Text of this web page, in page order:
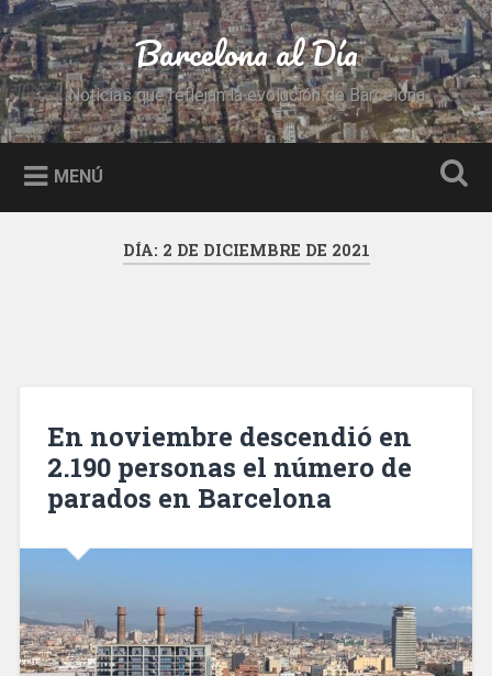
Saltar
al
contenido
Buscar Barcelona al Día
Noticias que reflejan la evolución de Barcelona
MENÚ
DÍA: 2 DE DICIEMBRE DE 2021
En noviembre descendió en
2.190 personas el número de
parados en Barcelona